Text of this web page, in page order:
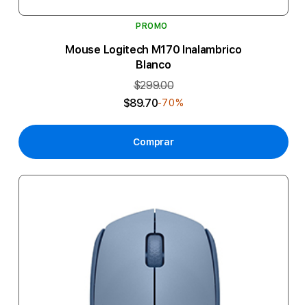
PROMO
Mouse Logitech M170 Inalambrico
Blanco
$299.00
$89.70-70%
Comprar